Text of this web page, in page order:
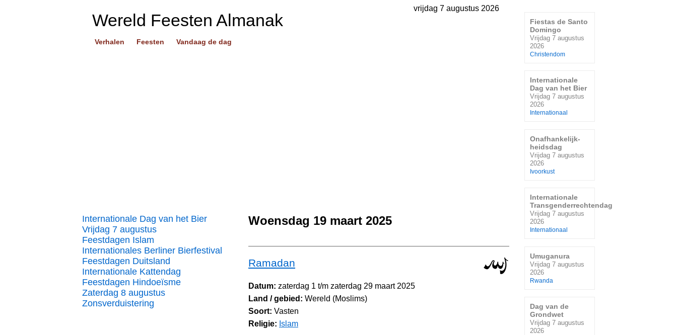
vrijdag 7 augustus 2026
Wereld Feesten Almanak
Verhalen Feesten Vandaag de dag
Internationale Dag van het Bier
Vrijdag 7 augustus
Feestdagen Islam
Internationales Berliner Bierfestival
Feestdagen Duitsland
Internationale Kattendag
Feestdagen Hindoeïsme
Zaterdag 8 augustus
Zonsverduistering
Woensdag 19 maart 2025
Ramadan
Datum: zaterdag 1 t/m zaterdag 29 maart 2025
Land / gebied: Wereld (Moslims)
Soort: Vasten
Religie: Islam
Fiestas de Santo
Domingo
Vrijdag 7 augustus
2026
Christendom
Internationale
Dag van het Bier
Vrijdag 7 augustus
2026
Internationaal
Onafhankelijk-
heidsdag
Vrijdag 7 augustus
2026
Ivoorkust
Internationale
Transgenderrechtendag
Vrijdag 7 augustus
2026
Internationaal
Umuganura
Vrijdag 7 augustus
2026
Rwanda
Dag van de
Grondwet
Vrijdag 7 augustus
2026